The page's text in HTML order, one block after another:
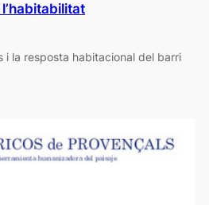
i la resposta habitacional del barri